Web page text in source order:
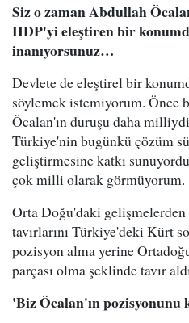
Siz o zaman Abdullah
HDP'yi eleştiren bir
inanıyorsunuz…
Devlete de eleştirel bir
söylemek istemiyorum. Önce
Öcalan'ın duruşu daha
Türkiye'nin bugünkü çözüm
geliştirmesine katkı
çok milli olarak görmüyorum.
Orta Doğu'daki
tavırlarını Türkiye'deki Kürt
pozisyon alma yerine
parçası olma şeklinde tavır
'Biz Öcalan'ın pozisyonunu